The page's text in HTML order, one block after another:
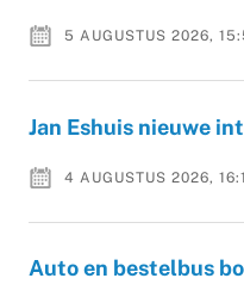
5 AUGUSTUS 2026,
Jan Eshuis nieuwe
4 AUGUSTUS 2026,
Auto en bestelbus